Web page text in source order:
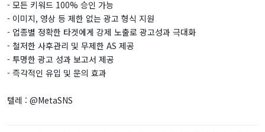
- 모든 키워드 100% 승인 가능
- 이미지, 영상 등 제한 없는 광고 형식 지원
- 업종별 정확한 타겟에게 강제 노출로 광고성과 극대화
- 철저한 사후관리 및 무제한 AS 제공
- 투명한 광고 성과 보고서 제공
- 즉각적인 유입 및 문의 효과
텔레 : @MetaSNS